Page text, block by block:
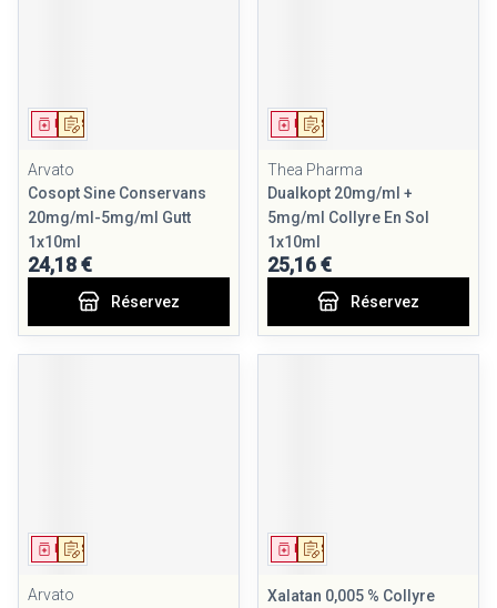
Sur prescription
Médicament
Arvato
Cosopt Sine Conservans
20mg/ml-5mg/ml Gutt
1x10ml
24,18 €
Réservez
Sur prescription
Médicament
Thea Pharma
Dualkopt 20mg/ml +
5mg/ml Collyre En Sol
1x10ml
25,16 €
Réservez
Sur prescription
Médicament
Arvato
Sur prescription
Médicament
Xalatan 0,005 % Collyre